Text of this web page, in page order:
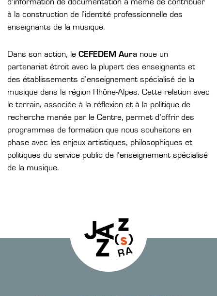
d’information de documentation à même de contribuer
à la construction de l’identité professionnelle des
enseignants de la musique.
Dans son action, le CEFEDEM Aura noue un
partenariat étroit avec la plupart des enseignants et
des établissements d’enseignement spécialisé de la
musique dans la région Rhône-Alpes. Cette relation avec
le terrain, associée à la réflexion et à la politique de
recherche menée par le Centre, permet d’offrir des
programmes de formation que nous souhaitons en
phase avec les enjeux artistiques, philosophiques et
politiques du service public de l’enseignement spécialisé
de la musique.